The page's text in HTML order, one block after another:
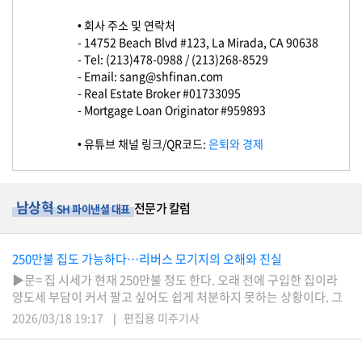
재
테
크
• 회사 주소 및 연락처
- 14752 Beach Blvd #123, La Mirada, CA 90638
- Tel: (213)478-0988 / (213)268-8529
- Email: sang@shfinan.com
- Real Estate Broker #01733095
- Mortgage Loan Originator #959893
• 유튜브 채널 링크/QR코드: 은퇴와 경제
남상혁SH 파이낸셜 대표 전문가 칼럼
250만불 집도 가능하다…리버스 모기지의 오해와 진실
▶문= 집 시세가 현재 250만불 정도 한다. 오래 전에 구입한 집이라
양도세 부담이 커서 팔고 싶어도 쉽게 처분하지 못하는 상황이다. 그
래서 여러 옵션을 비교한 끝에 리버스 모기지를 고려하고 있는데, 주
택 가격에 제한이 있다는 이야기를 들었다. 아예 불가능하다는 의미
2026/03/18 19:17 편집용 미주기사